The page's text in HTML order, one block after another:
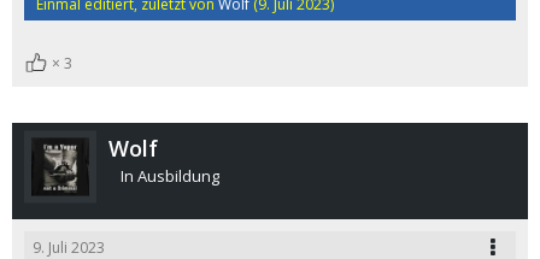
Einmal editiert, zuletzt von Wolf (9. Juli 2023)
3
Wolf
In Ausbildung
9. Juli 2023